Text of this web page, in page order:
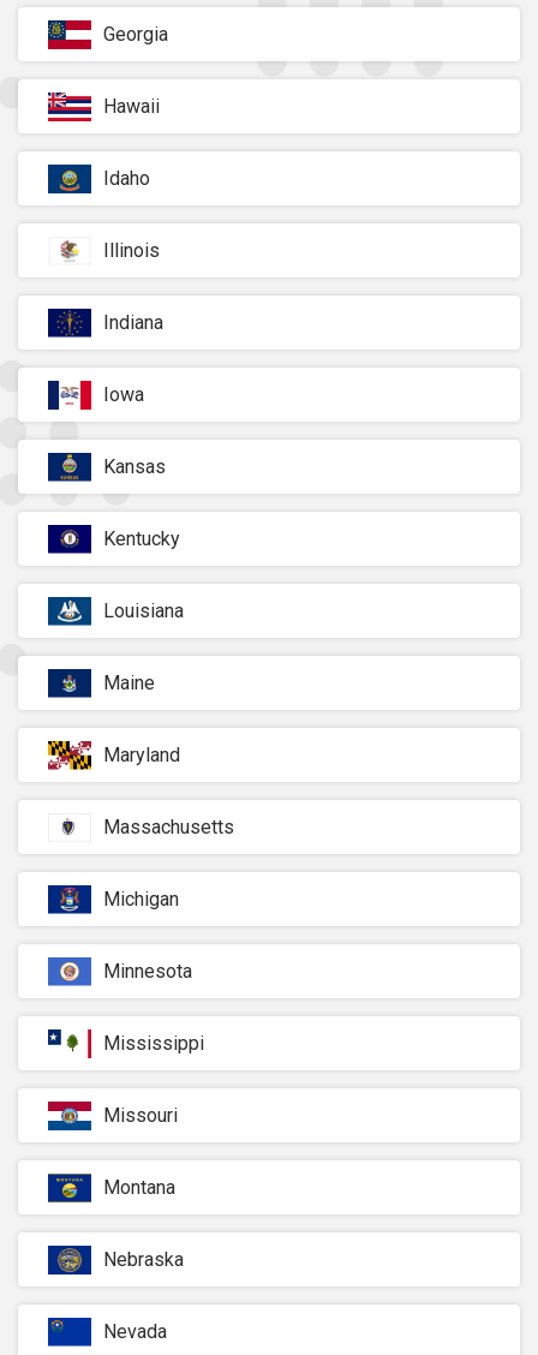
Georgia
Hawaii
Idaho
Illinois
Indiana
Iowa
Kansas
Kentucky
Louisiana
Maine
Maryland
Massachusetts
Michigan
Minnesota
Mississippi
Missouri
Montana
Nebraska
Nevada